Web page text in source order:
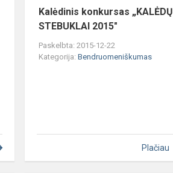
Kalėdinis konkursas „KALĖDŲ
STEBUKLAI 2015"
Paskelbta: 2015-12-22
Kategorija:Bendruomeniškumas
Plačiau